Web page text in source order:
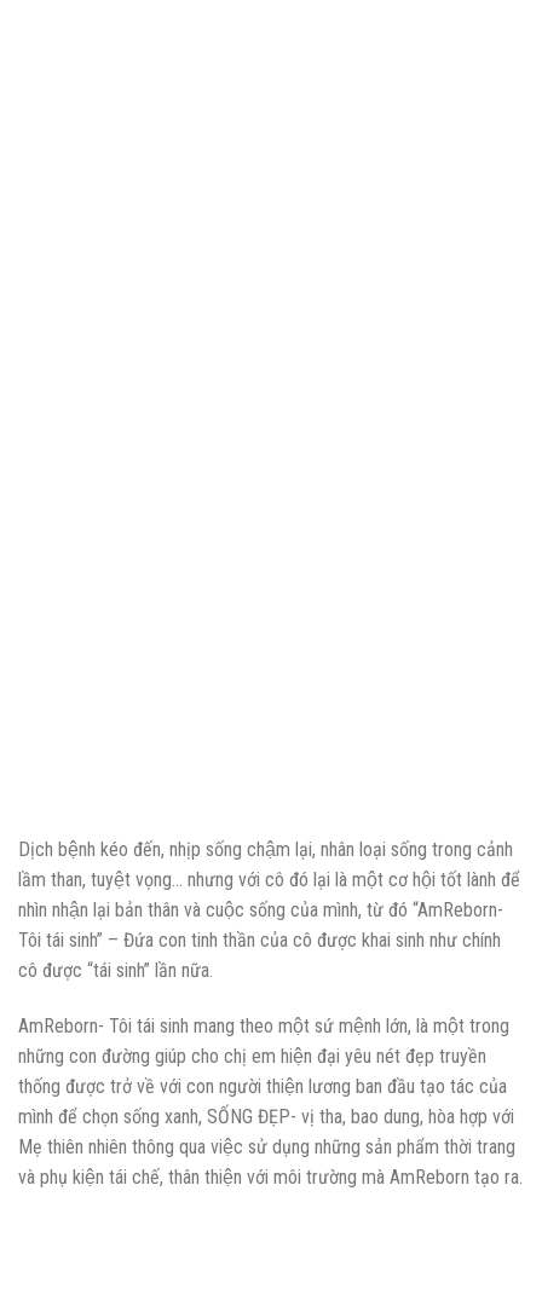
Dịch bệnh kéo đến, nhịp sống chậm lại, nhân loại sống trong cảnh
lầm than, tuyệt vọng… nhưng với cô đó lại là một cơ hội tốt lành để
nhìn nhận lại bản thân và cuộc sống của mình, từ đó “AmReborn-
Tôi tái sinh” – Đứa con tinh thần của cô được khai sinh như chính
cô được “tái sinh” lần nữa.
AmReborn- Tôi tái sinh mang theo một sứ mệnh lớn, là một trong
những con đường giúp cho chị em hiện đại yêu nét đẹp truyền
thống được trở về với con người thiện lương ban đầu tạo tác của
mình để chọn sống xanh, SỐNG ĐẸP- vị tha, bao dung, hòa hợp với
Mẹ thiên nhiên thông qua việc sử dụng những sản phẩm thời trang
và phụ kiện tái chế, thân thiện với môi trường mà AmReborn tạo ra.